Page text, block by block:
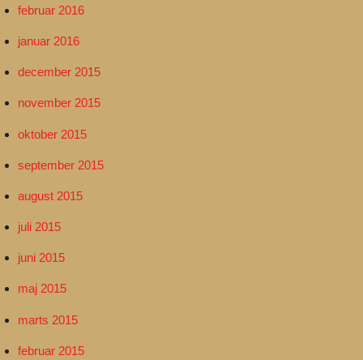
februar 2016
januar 2016
december 2015
november 2015
oktober 2015
september 2015
august 2015
juli 2015
juni 2015
maj 2015
marts 2015
februar 2015